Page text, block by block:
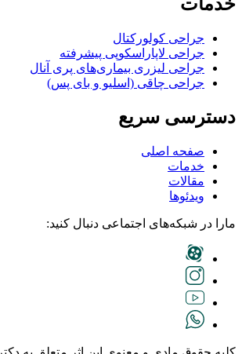
خدمات
جراحی کولورکتال
جراحی لاپاراسکوپی پیشرفته
جراحی لیزری بیماری‌های پری آنال
جراحی چاقی (اسلیو و بای پس)
دسترسی سریع
صفحه اصلی
خدمات
مقالات
ویدئوها
مارا در شبکه‌های اجتماعی دنبال کنید: